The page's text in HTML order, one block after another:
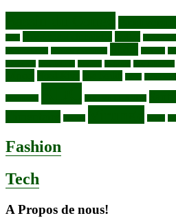
Fashion
Tech
A Propos de nous!